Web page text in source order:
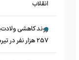
انقلاب
روند کاهشی
257 هزار نفر در تیرماه